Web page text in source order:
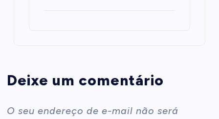
Deixe um comentário
O seu endereço de e-mail não será